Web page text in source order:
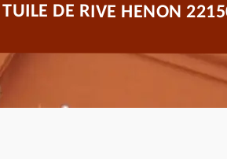
DE RIVE HENON